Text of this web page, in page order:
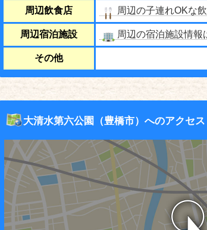
周辺飲食店 周辺の子連れOKな
周辺宿泊施設 周辺の宿泊施設情報
その他
大清水第六公園（豊橋市）へのアクセス